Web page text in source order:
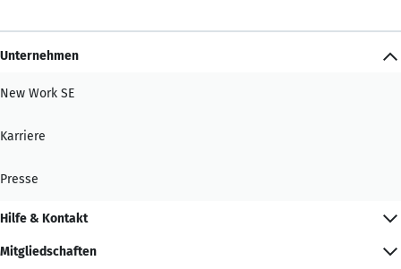
Unternehmen
New Work SE
Karriere
Presse
Hilfe & Kontakt
Mitgliedschaften